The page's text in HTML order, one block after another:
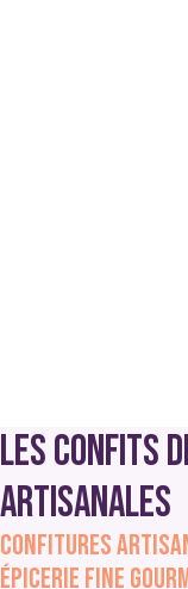
Les confits
artisanales
Confitures
épicerie fine